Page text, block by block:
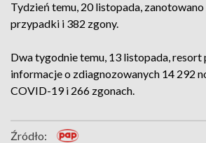
Tydzień temu, 20 listopada,
przypadki i 382 zgony.
Dwa tygodnie temu, 13 listopada, resort
informacje o zdiagnozowanych 14 292
COVID-19 i 266 zgonach.
Źródło: